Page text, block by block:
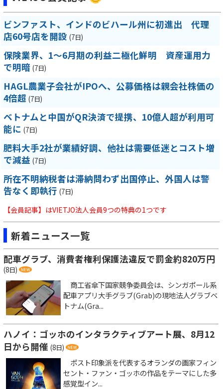
ビンファスト、インドのビハール州に初進出 代理
店60号店を開設 (7日)
保険業界、1～6月期の利益二極化鮮明 資産運用力
で明暗 (7日)
HAGL農業子会社がIPOへ、公募価格は親会社株価の
4倍超 (7日)
ベトナムと中国がQR決済で提携、10億人超が利用可
能に (7日)
肥料大手2社が業績好調、他社は需要低迷とコスト増
で減益 (7日)
所在不明納税者は滞納問わず出国停止、外国人は警
告なく即執行 (7日)
【会員記事】はVIETJO法人会員9つの特典の1つです
新着ニュース一覧
配車グラブ、消費者権利保護法違反で罰金約820万円
(8日)
商工省傘下国家競争委員会は、シンガポール系
配車アプリ大手グラブ(Grab)の現地法人グラブベ
トナム(Gra...
ハノイ：ゴッホのインタラクティブアート展、8月12
日から開催 (8日)
ポスト印象派を代表するオランダの画家フィン
セント・ファン・ゴッホの作品をテーマにした多
感覚型イン...